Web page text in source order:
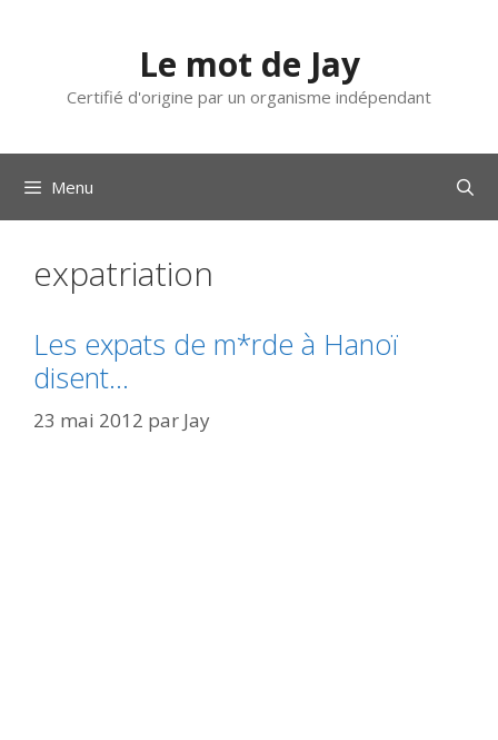
Le mot de Jay
Certifié d'origine par un organisme indépendant
Menu
expatriation
Les expats de m*rde à Hanoï
disent…
23 mai 2012 par Jay